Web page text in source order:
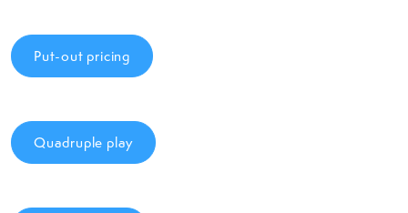
Put-out pricing
Quadruple play